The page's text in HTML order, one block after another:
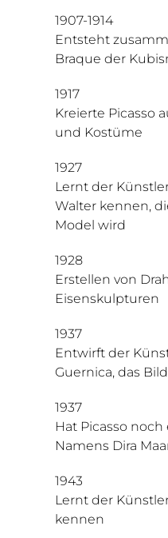
1907-1914
Entsteht
Braque der
1917
Kreierte Picasso
und Kostüme
1927
Lernt der
Walter kennen,
Model wird
1928
Erstellen von
Eisenskulpturen
1937
Entwirft der
Guernica, das
1937
Hat Picasso
Namens Dira
1943
Lernt der
kennen